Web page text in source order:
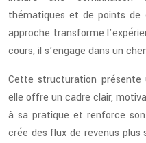
thématiques et de points de
approche transforme
cours, il s’engage dans un
Cette structuration présente
elle offre un cadre clair,
à sa pratique et renforce
crée des flux de revenus